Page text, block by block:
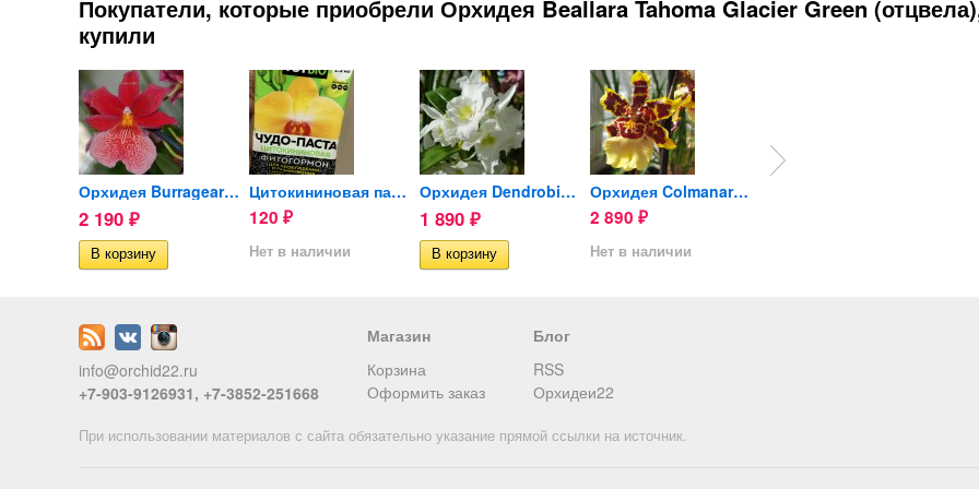
Покупатели, которые приобрели Орхидея Beallara Tahoma Glacier Green
купили
Орхидея Burrageara Nelly...
2 190 ₽
Цитокининовая паста TUTBIO...
120 ₽
Нет в наличии
Орхидея Dendrobium Spring...
1 890 ₽
Орхидея Colmanara Wildcat...
2 890 ₽
Нет в наличии
info@orchid22.ru
+7-903-9126931, +7-3852-251668
Магазин
Корзина
Оформить заказ
Блог
RSS
Орхидеи22
При использовании материалов с сайта обязательно указание прямой ссылки на источник.